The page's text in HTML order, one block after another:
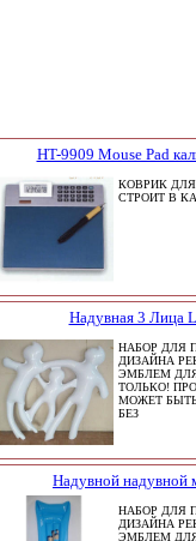
HT-9909 Mouse Pad
КОВРИК
СТРОИТ В
Надувная 3 Лица
НАБОР ДЛЯ
ДИЗАЙНА
ЭМБЛЕМ
ТОЛЬКО!
МОЖЕТ
БЕЗ
Надувной надувной
НАБОР ДЛЯ
ДИЗАЙНА
ЭМБЛЕМ